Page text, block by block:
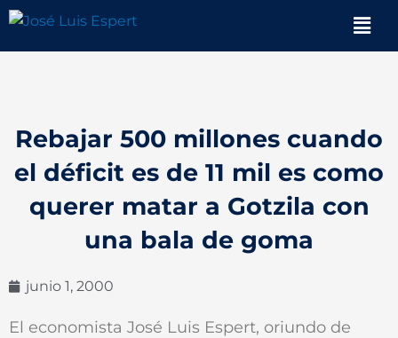
contenido
Rebajar 500 millones cuando
el déficit es de 11 mil es como
querer matar a Gotzila con
una bala de goma
junio 1, 2000
El economista José Luis Espert, oriundo de